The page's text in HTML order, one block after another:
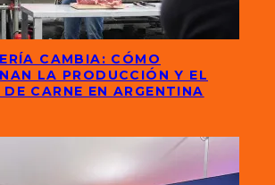
CAMBIA: CÓMO
LA PRODUCCIÓN Y EL
CARNE EN ARGENTINA